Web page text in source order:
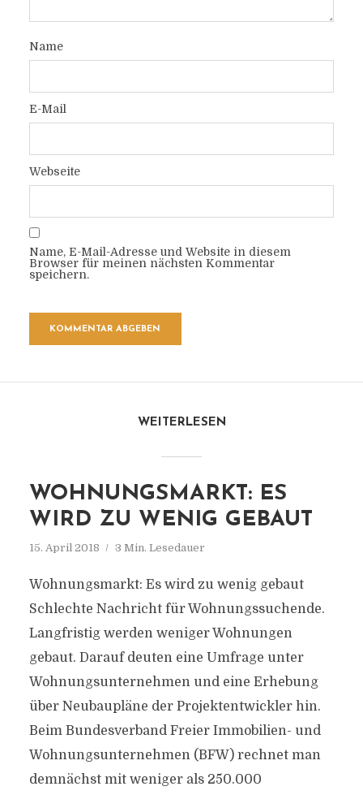
Name
E-Mail
Webseite
Name, E-Mail-Adresse und Website in diesem
Browser für meinen nächsten Kommentar
speichern.
WEITERLESEN
WOHNUNGSMARKT: ES
WIRD ZU WENIG GEBAUT
15. April 2018 3 Min. Lesedauer
Wohnungsmarkt: Es wird zu wenig gebaut
Schlechte Nachricht für Wohnungssuchende.
Langfristig werden weniger Wohnungen
gebaut. Darauf deuten eine Umfrage unter
Wohnungsunternehmen und eine Erhebung
über Neubaupläne der Projektentwickler hin.
Beim Bundesverband Freier Immobilien- und
Wohnungsunternehmen (BFW) rechnet man
demnächst mit weniger als 250.000